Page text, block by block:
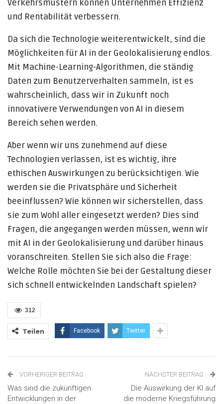
Verkehrsmustern können Unternehmen Effizienz
und Rentabilität verbessern.
Da sich die Technologie weiterentwickelt, sind die
Möglichkeiten für AI in der Geolokalisierung endlos.
Mit Machine-Learning-Algorithmen, die ständig
Daten zum Benutzerverhalten sammeln, ist es
wahrscheinlich, dass wir in Zukunft noch
innovativere Verwendungen von AI in diesem
Bereich sehen werden.
Aber wenn wir uns zunehmend auf diese
Technologien verlassen, ist es wichtig, ihre
ethischen Auswirkungen zu berücksichtigen. Wie
werden sie die Privatsphäre und Sicherheit
beeinflussen? Wie können wir sicherstellen, dass
sie zum Wohl aller eingesetzt werden? Dies sind
Fragen, die angegangen werden müssen, wenn wir
mit AI in der Geolokalisierung und darüber hinaus
voranschreiten. Stellen Sie sich also die Frage:
Welche Rolle möchten Sie bei der Gestaltung dieser
sich schnell entwickelnden Landschaft spielen?
312
Teilen Facebook Twitter
VORHERIGER BEITRAG
Was sind die zukünftigen
Entwicklungen in der
NÄCHSTER BEITRAG
Die Auswirkung der KI auf
die moderne Kriegsführung